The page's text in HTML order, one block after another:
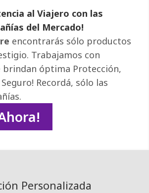
al Viajero con las
del Mercado!
encontrarás sólo productos
Trabajamos con
brindan óptima Protección,
Recordá, sólo las
Personalizada